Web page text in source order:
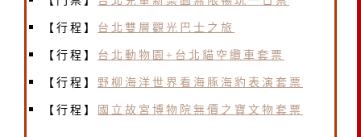
【行程】 台北雙層觀光巴士之旅
【行程】 台北動物園+台北貓空纜車套票
【行程】 野柳海洋世界看海豚海豹表演套票
【行程】 國立故宮博物院無價之寶文物套票